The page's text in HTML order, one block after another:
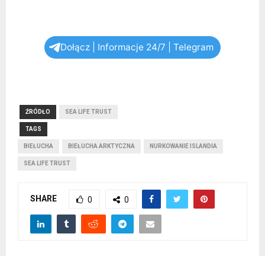
Dołącz | Informacje 24/7 | Telegram
ŹRÓDŁO SEA LIFE TRUST
TAGS
BIEŁUCHA BIEŁUCHA ARKTYCZNA NURKOWANIE ISLANDIA
SEA LIFE TRUST
SHARE 0 0